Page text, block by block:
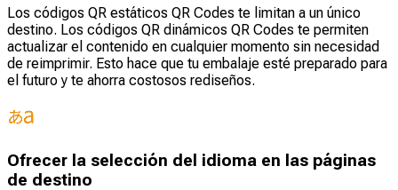
Los códigos QR estáticos QR Codes te limitan a un único
destino. Los códigos QR dinámicos QR Codes te permiten
actualizar el contenido en cualquier momento sin necesidad
de reimprimir. Esto hace que tu embalaje esté preparado para
el futuro y te ahorra costosos rediseños.
Ofrecer la selección del idioma en las páginas
de destino